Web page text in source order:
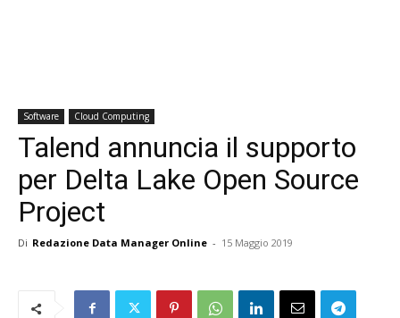
Software Cloud Computing
Talend annuncia il supporto
per Delta Lake Open Source
Project
Di Redazione Data Manager Online - 15 Maggio 2019